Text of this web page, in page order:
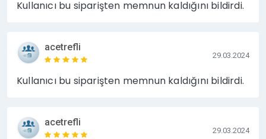
Kullanıcı bu siparişten memnun kaldığını bildirdi.
acetrefli
29.03.2024
Kullanıcı bu siparişten memnun kaldığını bildirdi.
acetrefli
29.03.2024